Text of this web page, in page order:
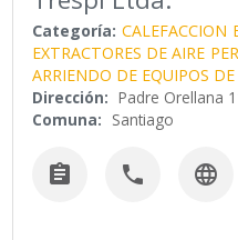
Categoría: CALEFACCION
EXTRACTORES DE AIRE
ARRIENDO DE EQUIPOS
Dirección: Padre Orellana
Comuna: Santiago
  